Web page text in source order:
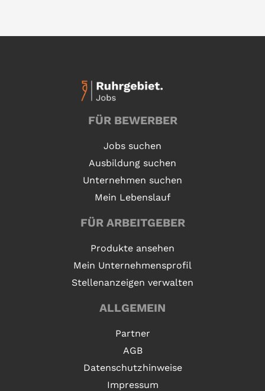
FÜR BEWERBER
Jobs suchen
Ausbildung suchen
Unternehmen suchen
Mein Lebenslauf
FÜR ARBEITGEBER
Produkte ansehen
Mein Unternehmensprofil
Stellenanzeigen verwalten
ALLGEMEIN
Partner
AGB
Datenschutzhinweise
Impressum